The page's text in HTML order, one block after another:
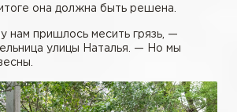
она должна быть решена.
нам пришлось месить грязь, —
улицы Наталья. — Но мы